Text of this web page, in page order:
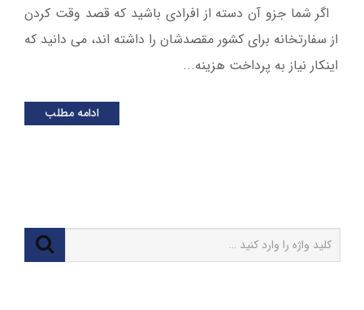
اگر شما جزو آن دسته از افرادی باشید که قصد وقت کردن
از سفارتخانه برای کشور مقصدشان را داشته اند، می دانید که
اینکار نیاز به پرداخت هزینه...
ادامه مطلب